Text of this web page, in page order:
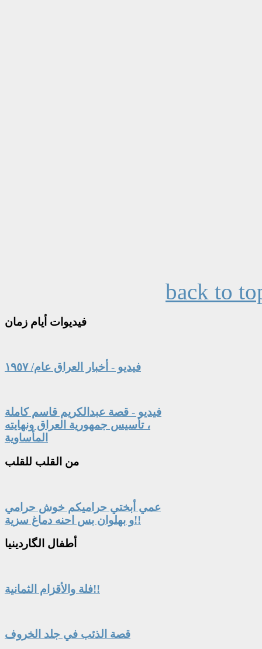
back to
فيديوات أيام زمان
فيديو - أخبار العراق عام/ ١٩٥٧
فيديو - قصة عبدالكريم قاسم كاملة
، تأسيس جمهورية العراق ونهايته
المأساوية
من القلب للقلب
عمي أبختي حراميكم خوش حرامي
و بهلوان بس احنه دماغ سزية!!
أطفال الگاردينيا
فلة والأقزام الثمانية!!
قصة الذئب في جلد الخروف